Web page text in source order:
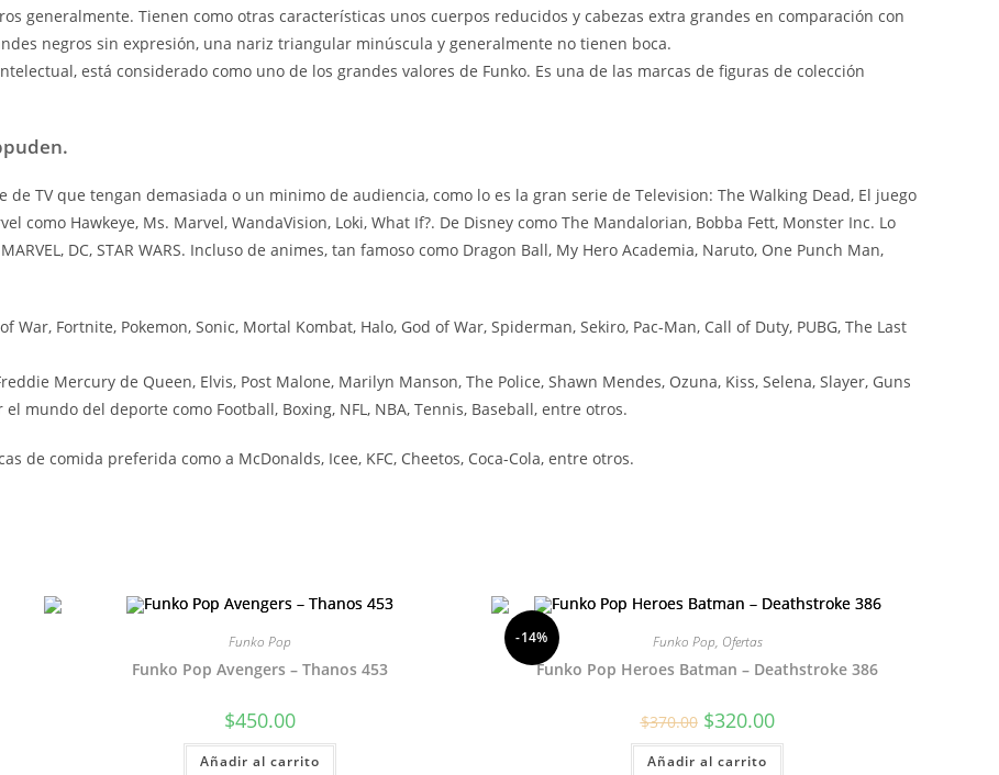
generalmente. Tienen como otras características unos cuerpos reducidos y cabezas extra grandes en comparación con
negros sin expresión, una nariz triangular minúscula y generalmente no tienen boca.
está considerado como uno de los grandes valores de Funko. Es una de las marcas de figuras de colección
TV que tengan demasiada o un minimo de audiencia, como lo es la gran serie de Television: The Walking Dead, El juego
como Hawkeye, Ms. Marvel, WandaVision, Loki, What If?. De Disney como The Mandalorian, Bobba Fett, Monster Inc. Lo
DC, STAR WARS. Incluso de animes, tan famoso como Dragon Ball, My Hero Academia, Naruto, One Punch Man,
Fortnite, Pokemon, Sonic, Mortal Kombat, Halo, God of War, Spiderman, Sekiro, Pac-Man, Call of Duty, PUBG, The Last
Mercury de Queen, Elvis, Post Malone, Marilyn Manson, The Police, Shawn Mendes, Ozuna, Kiss, Selena, Slayer, Guns
mundo del deporte como Football, Boxing, NFL, NBA, Tennis, Baseball, entre otros.
de comida preferida como a McDonalds, Icee, KFC, Cheetos, Coca-Cola, entre otros.
Funko Pop
Funko Pop Avengers – Thanos 453
$450.00
Añadir al carrito
-14% Funko Pop, Ofertas
Funko Pop Heroes Batman – Deathstroke 386
$370.00 El
precio
original
era:
$320.00El
precio
actual
Añadir al carrito